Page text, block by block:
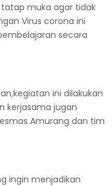
muka agar tidak
Virus corona ini
secara
ini dilakukan
kerjasama jugan
Amurang dan tim
ingin menjadikan